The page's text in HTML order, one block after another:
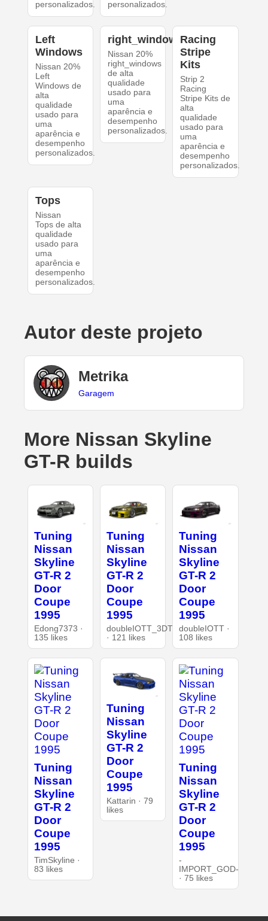
personalizados. personalizados.
Left
Windows
Nissan 20%
Left
Windows de
alta
qualidade
usado para
uma
aparência e
desempenho
personalizados.
right_windows
Nissan 20%
right_windows
de alta
qualidade
usado para
uma
aparência e
desempenho
personalizados.
Racing
Stripe
Kits
Strip 2
Racing
Stripe Kits de
alta
qualidade
usado para
uma
aparência e
desempenho
personalizados.
Tops
Nissan
Tops de alta
qualidade
usado para
uma
aparência e
desempenho
personalizados.
Autor deste projeto
Metrika
Garagem
More Nissan Skyline
GT-R builds
Tuning
Nissan
Skyline
GT-R 2
Door
Coupe
1995
Edong7373 ·
135 likes
Tuning
Nissan
Skyline
GT-R 2
Door
Coupe
1995
doubleIOTT_3DT
· 121 likes
Tuning
Nissan
Skyline
GT-R 2
Door
Coupe
1995
doubleIOTT ·
108 likes
Tuning
Nissan
Skyline
GT-R 2
Door
Coupe
1995
TimSkyline ·
83 likes
Tuning
Nissan
Skyline
GT-R 2
Door
Coupe
1995
Kattarin · 79
likes
Tuning
Nissan
Skyline
GT-R 2
Door
Coupe
1995
-
IMPORT_GOD-
· 75 likes